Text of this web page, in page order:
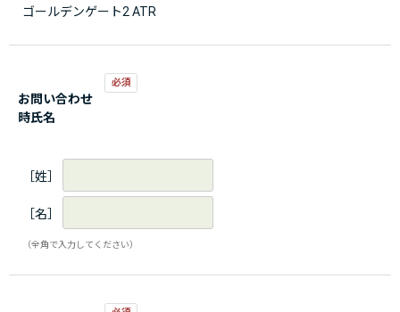
ゴールデンゲート2 ATR
お問い合わせ
時氏名
［姓］
［名］
（全角で入力してください）